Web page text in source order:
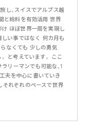
し、スイスでアルプス越
と給料を有効活用 世界
け ほぼ世界一周を実現し
しい事ではなく 何カ月も
なくても 少しの勇気
と考えています。 ここ
リーマンでも可能な、1
夫を中心に書いていき
それぞれのペースで世界